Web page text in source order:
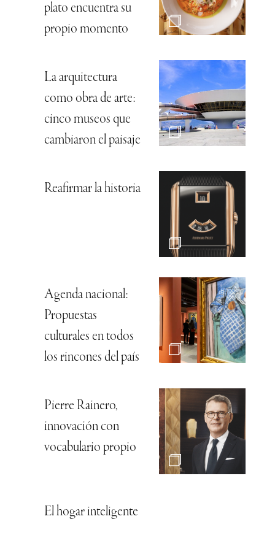
plato encuentra su
propio momento
La arquitectura
como obra de arte:
cinco museos que
cambiaron el paisaje
Reafirmar la historia
Agenda nacional:
Propuestas
culturales en todos
los rincones del país
Pierre Rainero,
innovación con
vocabulario propio
El hogar inteligente